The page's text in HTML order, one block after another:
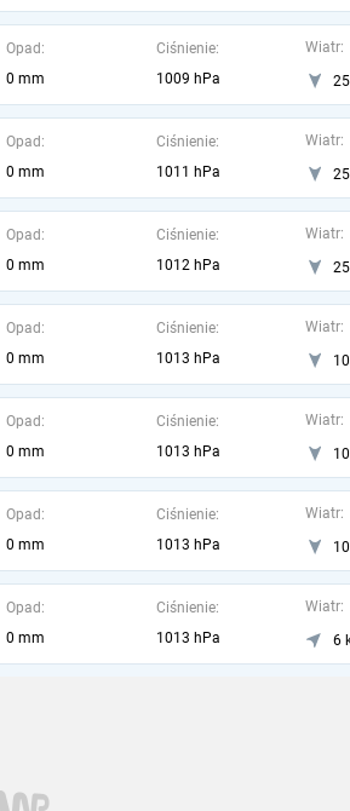
Opad:
0 mm
Ciśnienie:
1009 hPa
Wiatr:
Opad:
0 mm
Ciśnienie:
1011 hPa
Wiatr:
Opad:
0 mm
Ciśnienie:
1012 hPa
Wiatr:
Opad:
0 mm
Ciśnienie:
1013 hPa
Wiatr:
Opad:
0 mm
Ciśnienie:
1013 hPa
Wiatr:
Opad:
0 mm
Ciśnienie:
1013 hPa
Wiatr:
Opad:
0 mm
Ciśnienie:
1013 hPa
Wiatr:
6